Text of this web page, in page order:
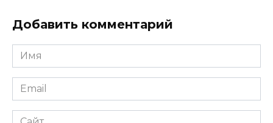
Добавить комментарий
Имя
*
Email
*
Сайт